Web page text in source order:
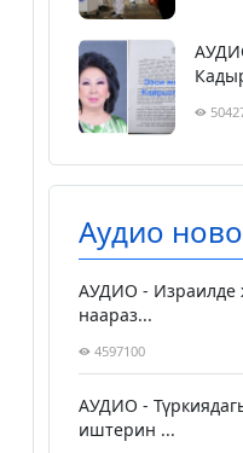
Аудио
АУДИО -
наараз...
4597100
АУДИО -
иштерин ...